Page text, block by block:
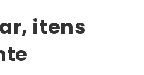
itens